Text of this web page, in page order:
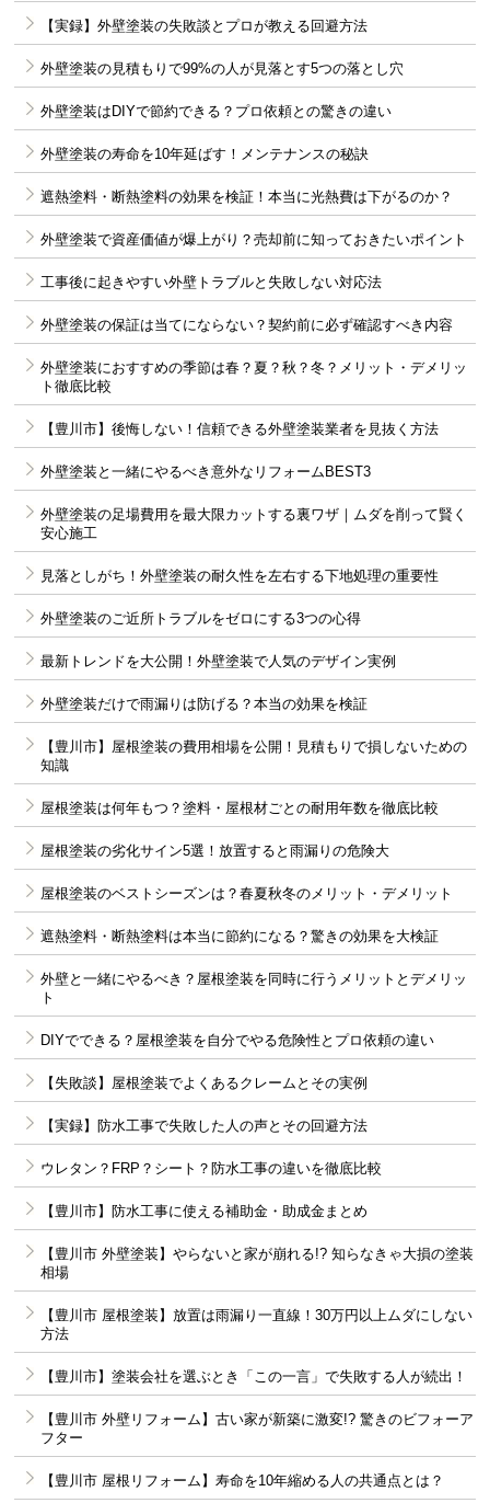
【実録】外壁塗装の失敗談とプロが教える回避方法
外壁塗装の見積もりで99%の人が見落とす5つの落とし穴
外壁塗装はDIYで節約できる？プロ依頼との驚きの違い
外壁塗装の寿命を10年延ばす！メンテナンスの秘訣
遮熱塗料・断熱塗料の効果を検証！本当に光熱費は下がるのか？
外壁塗装で資産価値が爆上がり？売却前に知っておきたいポイント
工事後に起きやすい外壁トラブルと失敗しない対応法
外壁塗装の保証は当てにならない？契約前に必ず確認すべき内容
外壁塗装におすすめの季節は春？夏？秋？冬？メリット・デメリッ
ト徹底比較
【豊川市】後悔しない！信頼できる外壁塗装業者を見抜く方法
外壁塗装と一緒にやるべき意外なリフォームBEST3
外壁塗装の足場費用を最大限カットする裏ワザ｜ムダを削って賢く
安心施工
見落としがち！外壁塗装の耐久性を左右する下地処理の重要性
外壁塗装のご近所トラブルをゼロにする3つの心得
最新トレンドを大公開！外壁塗装で人気のデザイン実例
外壁塗装だけで雨漏りは防げる？本当の効果を検証
【豊川市】屋根塗装の費用相場を公開！見積もりで損しないための
知識
屋根塗装は何年もつ？塗料・屋根材ごとの耐用年数を徹底比較
屋根塗装の劣化サイン5選！放置すると雨漏りの危険大
屋根塗装のベストシーズンは？春夏秋冬のメリット・デメリット
遮熱塗料・断熱塗料は本当に節約になる？驚きの効果を大検証
外壁と一緒にやるべき？屋根塗装を同時に行うメリットとデメリッ
ト
DIYでできる？屋根塗装を自分でやる危険性とプロ依頼の違い
【失敗談】屋根塗装でよくあるクレームとその実例
【実録】防水工事で失敗した人の声とその回避方法
ウレタン？FRP？シート？防水工事の違いを徹底比較
【豊川市】防水工事に使える補助金・助成金まとめ
【豊川市 外壁塗装】やらないと家が崩れる!? 知らなきゃ大損の塗装
相場
【豊川市 屋根塗装】放置は雨漏り一直線！30万円以上ムダにしない
方法
【豊川市】塗装会社を選ぶとき「この一言」で失敗する人が続出！
【豊川市 外壁リフォーム】古い家が新築に激変!? 驚きのビフォーア
フター
【豊川市 屋根リフォーム】寿命を10年縮める人の共通点とは？